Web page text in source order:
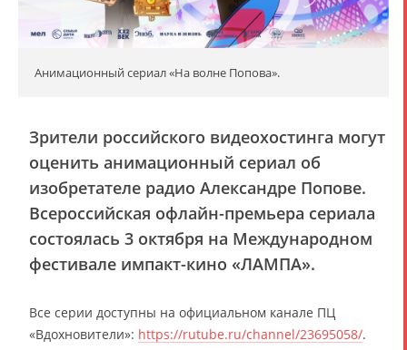
Анимационный сериал «На волне Попова».
Зрители российского видеохостинга могут
оценить анимационный сериал об
изобретателе радио Александре Попове.
Всероссийская офлайн-премьера сериала
состоялась 3 октября на Международном
фестивале импакт-кино «ЛАМПА».
Все серии доступны на официальном канале ПЦ
«Вдохновители»: https://rutube.ru/channel/23695058/.